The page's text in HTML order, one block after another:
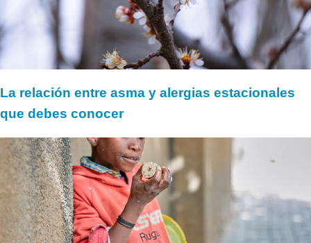
La relación entre asma y alergias estacionales
que debes conocer